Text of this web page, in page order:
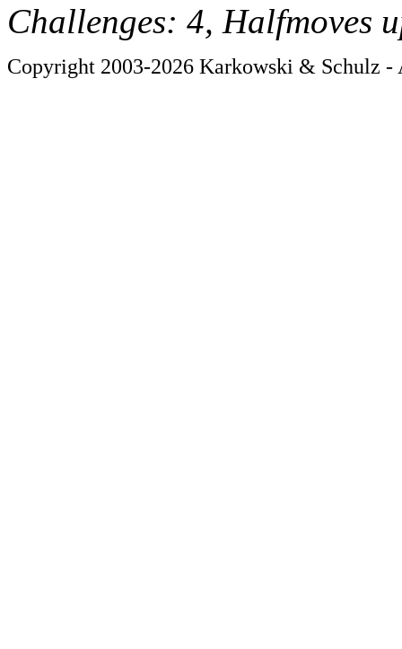
Challenges: 4, Halfmoves
Copyright 2003-2026 Karkowski & Schulz